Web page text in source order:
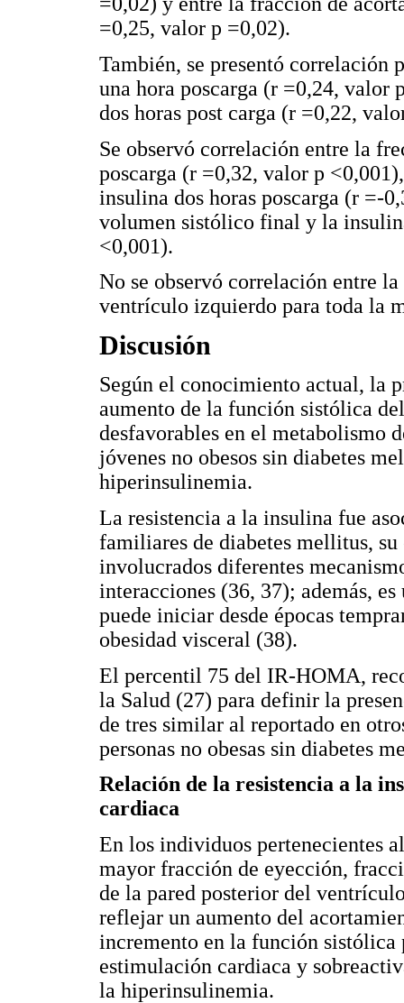
=0,25, valor p =0,02).
También, se presentó
una hora poscarga (r =0,24,
dos horas post carga (r =0,22,
Se observó correlación entre la
poscarga (r =0,32, valor p
insulina dos horas poscarga (r =-
volumen sistólico final y la
<0,001).
No se observó correlación entre
ventrículo izquierdo para toda la
Discusión
Según el conocimiento actual, la
aumento de la función sistólica
desfavorables en el metabolismo
jóvenes no obesos sin diabetes
hiperinsulinemia.
La resistencia a la insulina fue
familiares de diabetes mellitus,
involucrados diferentes
interacciones (36, 37); además,
puede iniciar desde épocas
obesidad visceral (38).
El percentil 75 del IR-HOMA,
la Salud (27) para definir la
de tres similar al reportado en
personas no obesas sin diabetes
Relación de la resistencia a la
cardiaca
En los individuos pertenecientes
mayor fracción de eyección,
de la pared posterior del
reflejar un aumento del
incremento en la función sistólica
estimulación cardiaca y
la hiperinsulinemia.